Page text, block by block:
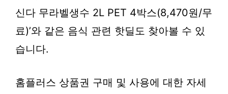
신다 무라벨생수 2L PET 4박스(8,470원/무
료)’와 같은 음식 관련 핫딜도 찾아볼 수 있
습니다.
홈플러스 상품권 구매 및 사용에 대한 자세